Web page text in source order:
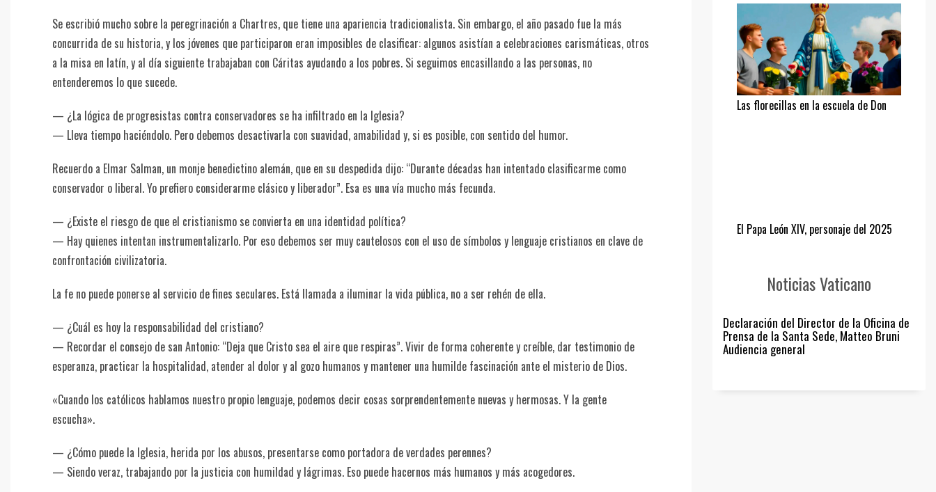
Se escribió mucho sobre la peregrinación a Chartres, que tiene una apariencia tradicionalista. Sin embargo, el año pasado fue la más
concurrida de su historia, y los jóvenes que participaron eran imposibles de clasificar: algunos asistían a celebraciones carismáticas, otros
a la misa en latín, y al día siguiente trabajaban con Cáritas ayudando a los pobres. Si seguimos encasillando a las personas, no
entenderemos lo que sucede.
— ¿La lógica de progresistas contra conservadores se ha infiltrado en la Iglesia?
— Lleva tiempo haciéndolo. Pero debemos desactivarla con suavidad, amabilidad y, si es posible, con sentido del humor.
Recuerdo a Elmar Salman, un monje benedictino alemán, que en su despedida dijo: “Durante décadas han intentado clasificarme como
conservador o liberal. Yo prefiero considerarme clásico y liberador”. Esa es una vía mucho más fecunda.
— ¿Existe el riesgo de que el cristianismo se convierta en una identidad política?
— Hay quienes intentan instrumentalizarlo. Por eso debemos ser muy cautelosos con el uso de símbolos y lenguaje cristianos en clave de
confrontación civilizatoria.
La fe no puede ponerse al servicio de fines seculares. Está llamada a iluminar la vida pública, no a ser rehén de ella.
— ¿Cuál es hoy la responsabilidad del cristiano?
— Recordar el consejo de san Antonio: “Deja que Cristo sea el aire que respiras”. Vivir de forma coherente y creíble, dar testimonio de
esperanza, practicar la hospitalidad, atender al dolor y al gozo humanos y mantener una humilde fascinación ante el misterio de Dios.
«Cuando los católicos hablamos nuestro propio lenguaje, podemos decir cosas sorprendentemente nuevas y hermosas. Y la gente
escucha».
— ¿Cómo puede la Iglesia, herida por los abusos, presentarse como portadora de verdades perennes?
— Siendo veraz, trabajando por la justicia con humildad y lágrimas. Eso puede hacernos más humanos y más acogedores.
Las florecillas en la escuela de Don
El Papa León XIV, personaje del 2025
Noticias Vaticano
Declaración del Director de la Oficina de
Prensa de la Santa Sede, Matteo Bruni
Audiencia general